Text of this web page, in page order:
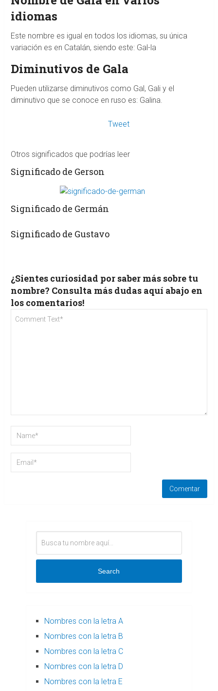
idiomas
Este nombre es igual en todos los idiomas, su única
variación es en Catalán, siendo este: Gal-la
Diminutivos de Gala
Pueden utilizarse diminutivos como Gal, Gali y el
diminutivo que se conoce en ruso es: Galina.
Tweet
Otros significados que podrías leer
Significado de Gerson
Significado de Germán
Significado de Gustavo
¿Sientes curiosidad por saber más sobre tu
nombre? Consulta más dudas aquí abajo en
los comentarios!
Search
Nombres con la letra A
Nombres con la letra B
Nombres con la letra C
Nombres con la letra D
Nombres con la letra E